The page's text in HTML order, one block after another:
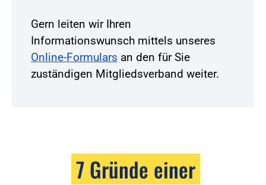
Gern leiten wir Ihren
Informationswunsch mittels unseres
Online-Formulars an den für Sie
zuständigen Mitgliedsverband weiter.
7 Gründe einer